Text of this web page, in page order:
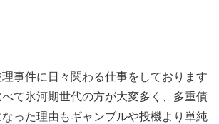
事件に日々関わる仕事をしております
て氷河期世代の方が大変多く、多重債
った理由もギャンブルや投機より単純